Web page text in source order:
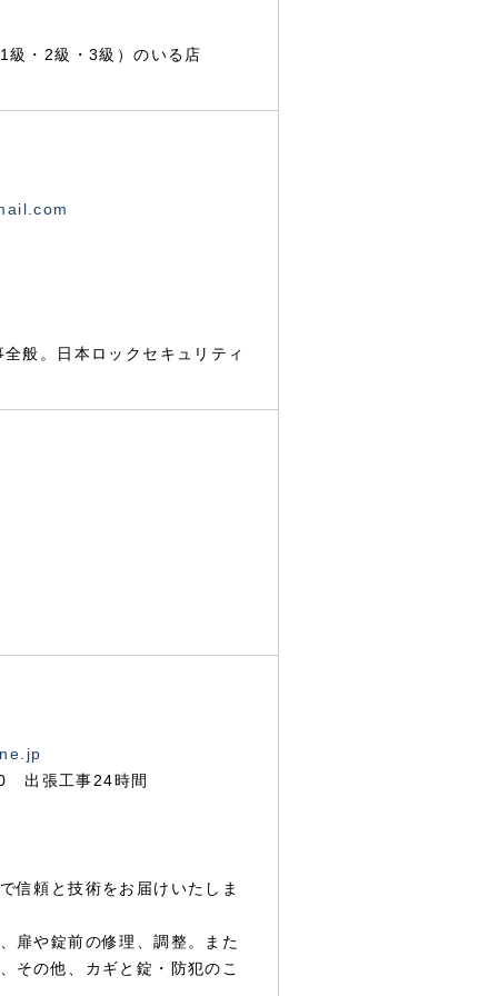
・2級・3級）のいる店
般。日本ロックセキュリティ
出張工事24時間
信頼と技術をお届けいたしま
扉や錠前の修理、調整。また
その他、カギと錠・防犯のこ